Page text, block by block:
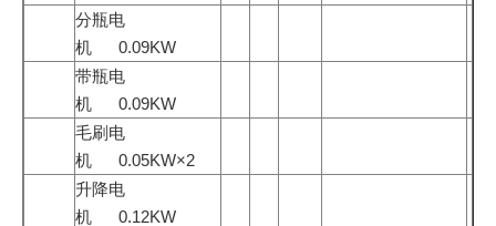
分瓶电
机 0.09KW
带瓶电
机 0.09KW
毛刷电
机 0.05KW×2
升降电
机 0.12KW